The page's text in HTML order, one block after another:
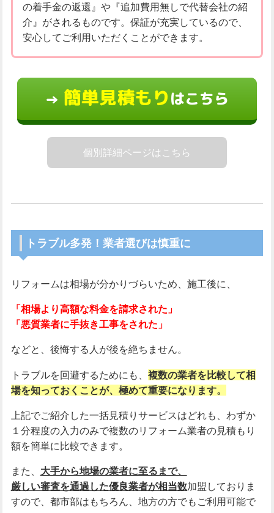
の着手金の返還』や『追加費用無しで代替会社の紹
介』がされるものです。保証が充実しているので、
安心してご利用いただくことができます。
→ 簡単見積もりはこちら
個別詳細ページはこちら
トラブル多発！業者選びは慎重に
リフォームは相場が分かりづらいため、施工後に、
「相場より高額な料金を請求された」
「悪質業者に手抜き工事をされた」
などと、後悔する人が後を絶ちません。
トラブルを回避するためにも、 複数の業者を比較して相
場を知っておくことが、極めて重要になります。
上記でご紹介した一括見積りサービスはどれも、わずか
１分程度の入力のみで複数のリフォーム業者の見積もり
額を簡単に比較できます。
また、 大手から地場の業者に至るまで、
厳しい審査を通過した優良業者が相当数加盟しておりま
すので、都市部はもちろん、地方の方でもご利用可能で